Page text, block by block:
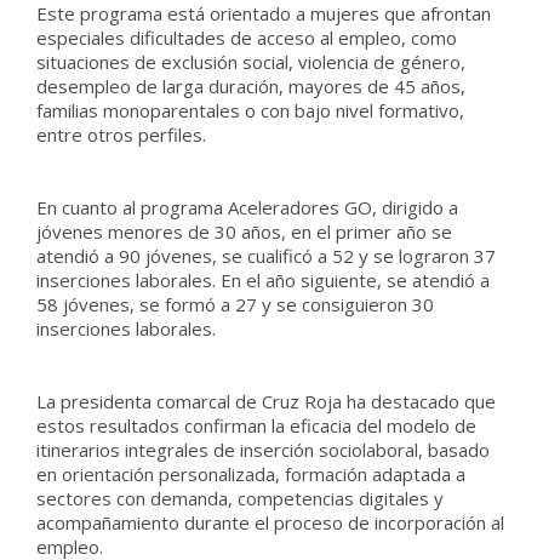
Este programa está orientado a mujeres que afrontan
especiales dificultades de acceso al empleo, como
situaciones de exclusión social, violencia de género,
desempleo de larga duración, mayores de 45 años,
familias monoparentales o con bajo nivel formativo,
entre otros perfiles.
En cuanto al programa Aceleradores GO, dirigido a
jóvenes menores de 30 años, en el primer año se
atendió a 90 jóvenes, se cualificó a 52 y se lograron 37
inserciones laborales. En el año siguiente, se atendió a
58 jóvenes, se formó a 27 y se consiguieron 30
inserciones laborales.
La presidenta comarcal de Cruz Roja ha destacado que
estos resultados confirman la eficacia del modelo de
itinerarios integrales de inserción sociolaboral, basado
en orientación personalizada, formación adaptada a
sectores con demanda, competencias digitales y
acompañamiento durante el proceso de incorporación al
empleo.